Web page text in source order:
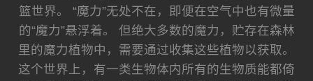
篮世界。 “魔力”无处不在，即便在空气中也有微量
的“魔力”悬浮着。 但绝大多数的魔力，贮存在森林
里的魔力植物中，需要通过收集这些植物以获取。
这个世界上，有一类生物体内所有的生物质能都倚